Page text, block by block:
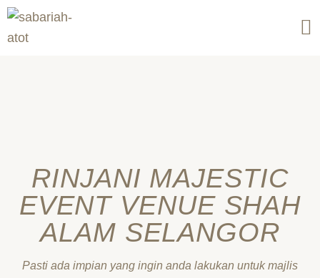
Skip
RINJANI MAJESTIC
EVENT VENUE SHAH
ALAM SELANGOR
Pasti ada impian yang ingin anda lakukan untuk majlis